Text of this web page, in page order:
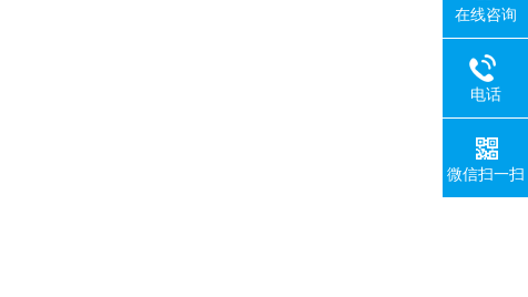
在线咨询
电话
微信扫一扫